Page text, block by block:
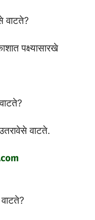
वाटते?
पक्ष्यासारखे
वाटते.